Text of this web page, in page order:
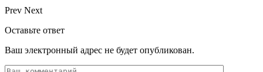
Prev Next
Оставьте ответ
Ваш электронный адрес не будет опубликован.